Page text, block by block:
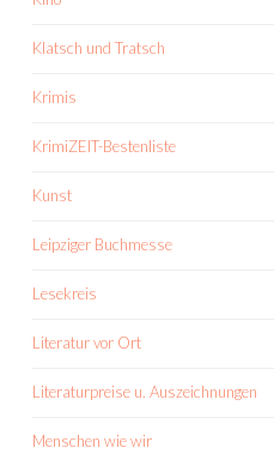
Klatsch und Tratsch
Krimis
KrimiZEIT-Bestenliste
Kunst
Leipziger Buchmesse
Lesekreis
Literatur vor Ort
Literaturpreise u. Auszeichnungen
Menschen wie wir